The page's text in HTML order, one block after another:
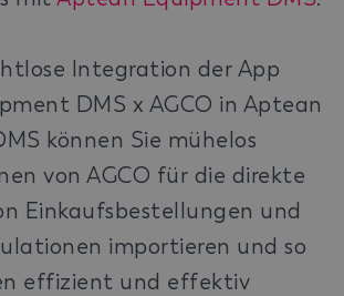
Integration der App
DMS x AGCO in Aptean
können Sie mühelos
von AGCO für die direkte
Einkaufsbestellungen und
importieren und so
effizient und effektiv